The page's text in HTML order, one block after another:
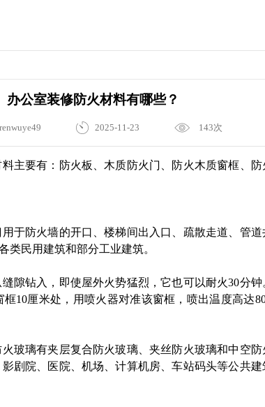
办公室装修防火材料有哪些？
2025-11-23 143次
主要有：防火板、木质防火门、防火木质窗框、
于防火墙的开口、楼梯间出入口、疏散走道、管
类民用建筑和部分工业建筑。
隙钻入，即使屋外火势猛烈，它也可以耐火30分
10厘米处，用喷火器对准该窗框，喷出温度高达
玻璃有夹层复合防火玻璃、夹丝防火玻璃和中空
剧院、医院、机场、计算机房、车站码头等公共